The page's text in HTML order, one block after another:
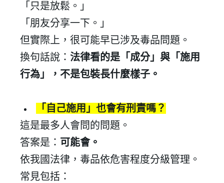
「只是放鬆。」
「朋友分享一下。」
但實際上，很可能早已涉及毒品問題。
換句話說： 法律看的是「成分」與「施用
行為」，不是包裝長什麼樣子。
「自己施用」也會有刑責嗎？
這是最多人會問的問題。
答案是： 可能會。
依我國法律，毒品依危害程度分級管理。
常見包括：